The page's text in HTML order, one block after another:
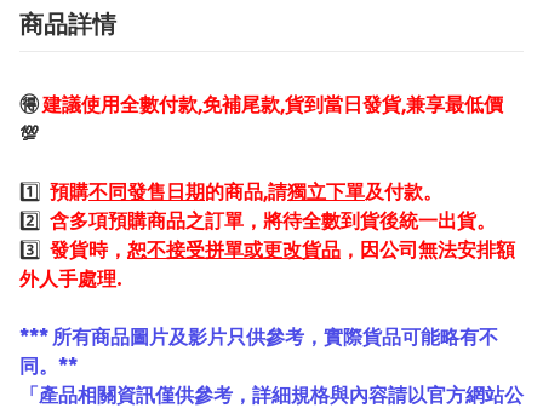
商品詳情
🉐建議使用全數付款,免補尾款,貨到當日發貨,兼享最低價
💯
1️⃣ 預購不同發售日期的商品,請獨立下單及付款。
2️⃣ 含多項預購商品之訂單，將待全數到貨後統一出貨。
3️⃣ 發貨時， 恕不接受拼單或更改貨品 ，因公司無法安排額
外人手處理.
*** 所有商品圖片及影片只供參考，實際貨品可能略有不
同。**
「產品相關資訊僅供參考，詳細規格與內容請以官方網站公